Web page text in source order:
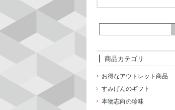
商品カテゴリ
お得なアウトレット商品
すみげんのギフト
本物志向の珍味